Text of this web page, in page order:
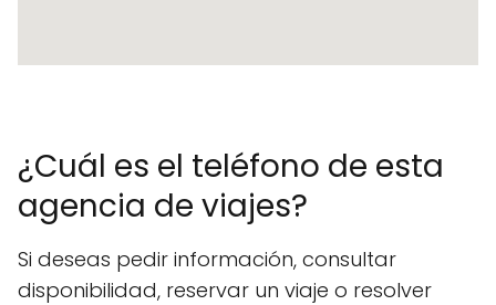
¿Cuál es el teléfono de esta
agencia de viajes?
Si deseas pedir información, consultar
disponibilidad, reservar un viaje o resolver